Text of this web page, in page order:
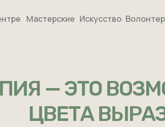
Искусство
Мастерские
— ЭТО
ЦВЕТА